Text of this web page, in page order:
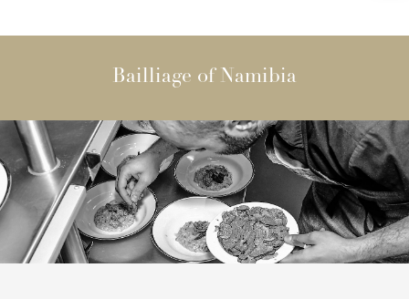
Bailliage of Namibia